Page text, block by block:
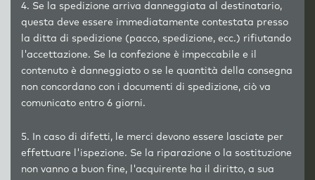
4. Se la spedizione arriva danneggiata al destinatario,
questa deve essere immediatamente contestata presso
la ditta di spedizione (pacco, spedizione, ecc.) rifiutando
l'accettazione. Se la confezione è impeccabile e il
contenuto è danneggiato o se le quantità della consegna
non concordano con i documenti di spedizione, ciò va
comunicato entro 6 giorni.
5. In caso di difetti, le merci devono essere lasciate per
effettuare l'ispezione. Se la riparazione o la sostituzione
non vanno a buon fine, l'acquirente ha il diritto, a sua